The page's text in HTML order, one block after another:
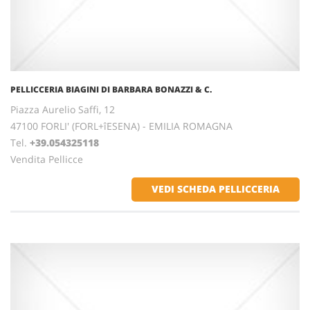
PELLICCERIA BIAGINI DI BARBARA BONAZZI & C.
Piazza Aurelio Saffi, 12
47100 FORLI' (FORL+îESENA) - EMILIA ROMAGNA
Tel. +39.054325118
Vendita Pellicce
VEDI SCHEDA PELLICCERIA